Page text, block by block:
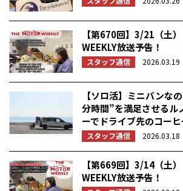
【第670回】3/21（土
WEEKLY放送予告！
スタッフ通信 2026.03.19
【ソロ活】ミニバンな
分時間”を満足させるル
ーでドライブ先のコー
スタッフ通信 2026.03.18
【第669回】3/14（土
WEEKLY放送予告！